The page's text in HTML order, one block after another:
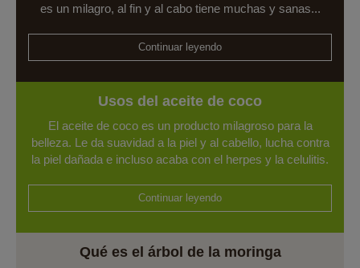
es un milagro, al fin y al cabo tiene muchas y sanas...
Continuar leyendo
Usos del aceite de coco
El aceite de coco es un producto milagroso para la
belleza. Le da suavidad a la piel y al cabello, lucha contra
la piel dañada e incluso acaba con el herpes y la celulitis.
Continuar leyendo
Qué es el árbol de la moringa